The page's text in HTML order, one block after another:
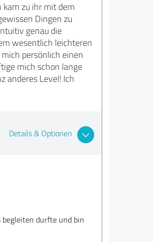
zu ihr mit dem
Dingen zu
genau die
wesentlich leichteren
persönlich einen
mich schon lange
anderes Level! Ich
Details & Optionen
begleiten durfte und bin